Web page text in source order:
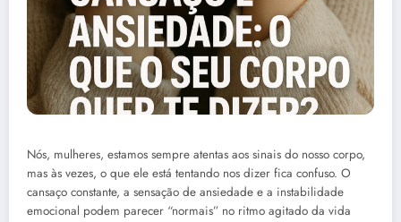
Nós, mulheres, estamos sempre atentas aos sinais do nosso corpo,
mas às vezes, o que ele está tentando nos dizer fica confuso. O
cansaço constante, a sensação de ansiedade e a instabilidade
emocional podem parecer “normais” no ritmo agitado da vida